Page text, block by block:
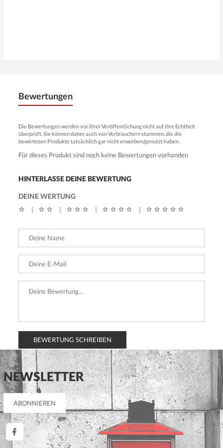
Bewertungen
Die Bewertungen werden vor ihrer Veröffentlichung nicht auf ihre Echtheit
überprüft. Sie können daher auch von Verbrauchern stammen, die die
bewerteten Produkte tatsächlich gar nicht erworben/genutzt haben.
Für dieses Produkt sind noch keine Bewertungen vorhanden
HINTERLASSE DEINE BEWERTUNG
DEINE WERTUNG
| | | |
BEWERTUNG SCHREIBEN
NEWSLETTER